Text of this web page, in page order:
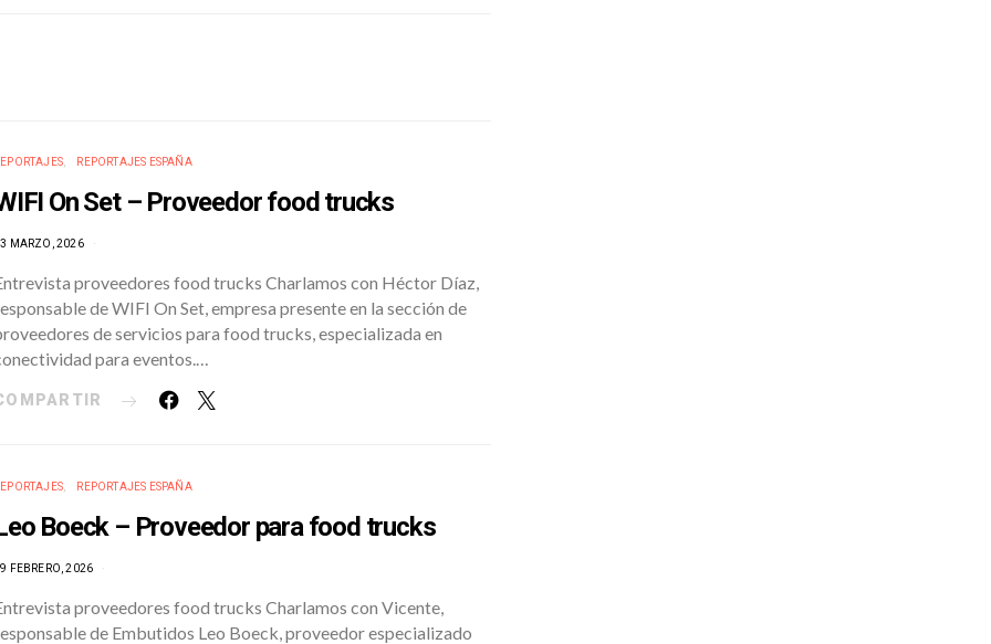
REPORTAJES ESPAÑA
On Set – Proveedor food trucks
MARZO, 2026
proveedores food trucks Charlamos con Héctor Díaz,
de WIFI On Set, empresa presente en la sección de
de servicios para food trucks, especializada en
para eventos.…
REPORTAJES ESPAÑA
Boeck – Proveedor para food trucks
FEBRERO, 2026
proveedores food trucks Charlamos con Vicente,
de Embutidos Leo Boeck, proveedor especializado